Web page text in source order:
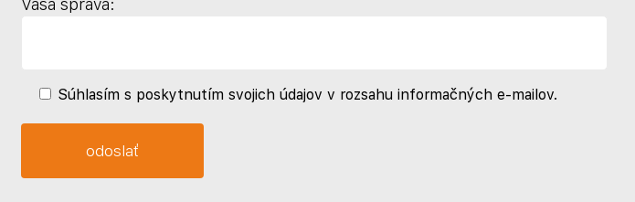
Vaša správa:
Súhlasím s poskytnutím svojich údajov v rozsahu informačných e-mailov.